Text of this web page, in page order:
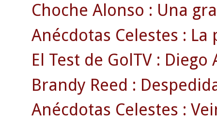
Choche Alonso : Una
Anécdotas Celestes :
El Test de GolTV : Diego
Brandy Reed :
Anécdotas Celestes :